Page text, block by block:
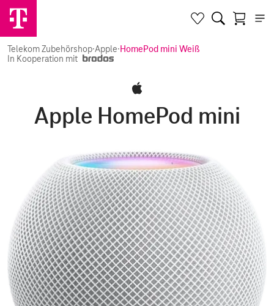
Telekom Zubehörshop·Apple·HomePod mini Weiß
In Kooperation mit
Apple HomePod mini